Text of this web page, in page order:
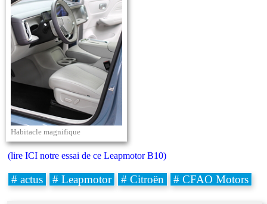
Habitacle magnifique
(lire ICI notre essai de ce Leapmotor B10)
# actus # Leapmotor # Citroën # CFAO Motors